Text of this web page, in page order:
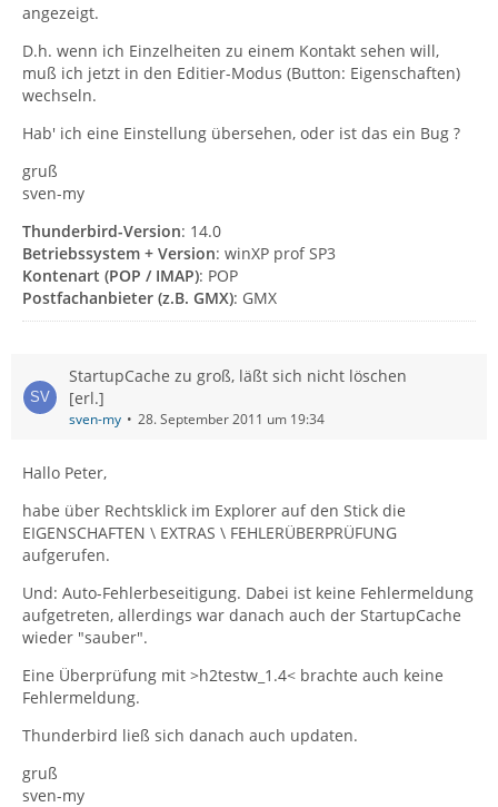
angezeigt.
D.h. wenn ich Einzelheiten zu einem Kontakt sehen will,
muß ich jetzt in den Editier-Modus (Button: Eigenschaften)
wechseln.
Hab' ich eine Einstellung übersehen, oder ist das ein Bug ?
gruß
sven-my
Thunderbird-Version: 14.0
Betriebssystem + Version: winXP prof SP3
Kontenart (POP / IMAP): POP
Postfachanbieter (z.B. GMX): GMX
StartupCache zu groß, läßt sich nicht löschen
[erl.]
sven-my 28. September 2011 um 19:34
Hallo Peter,
habe über Rechtsklick im Explorer auf den Stick die
EIGENSCHAFTEN \ EXTRAS \ FEHLERÜBERPRÜFUNG
aufgerufen.
Und: Auto-Fehlerbeseitigung. Dabei ist keine Fehlermeldung
aufgetreten, allerdings war danach auch der StartupCache
wieder "sauber".
Eine Überprüfung mit >h2testw_1.4< brachte auch keine
Fehlermeldung.
Thunderbird ließ sich danach auch updaten.
gruß
sven-my